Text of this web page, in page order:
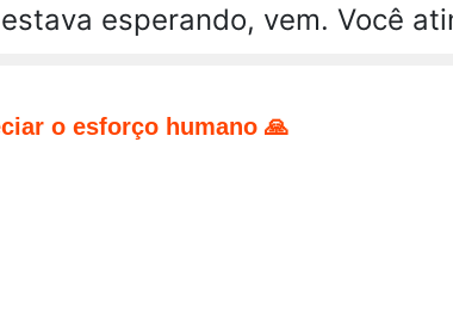
esperando, vem. Você
o esforço humano 🙏